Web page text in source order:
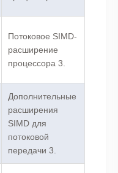
Потоковое SIMD-
расширение
процессора 3.
Дополнительные
расширения
SIMD для
потоковой
передачи 3.